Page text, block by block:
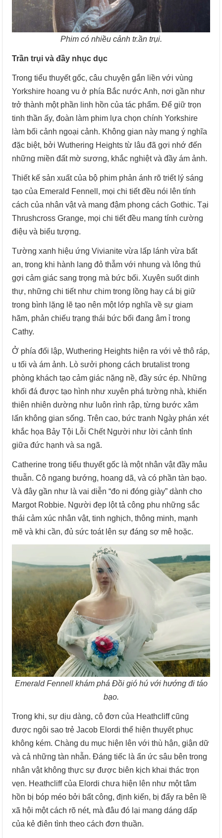
Phim có nhiều cảnh tr.ần trụi.
Trần trụi và đầy nhục dục
Trong tiểu thuyết gốc, câu chuyện gắn liền với vùng
Yorkshire hoang vu ở phía Bắc nước Anh, nơi gần như
trở thành một phần linh hồn của tác phẩm. Để giữ trọn
tinh thần ấy, đoàn làm phim lựa chọn chính Yorkshire
làm bối cảnh ngoại cảnh. Không gian này mang ý nghĩa
đặc biệt, bởi Wuthering Heights từ lâu đã gợi nhớ đến
những miền đất mờ sương, khắc nghiệt và đầy ám ảnh.
Thiết kế sản xuất của bộ phim phản ánh rõ triết lý sáng
tạo của Emerald Fennell, mọi chi tiết đều nói lên tính
cách của nhân vật và mang đậm phong cách Gothic. Tại
Thrushcross Grange, mọi chi tiết đều mang tính cường
điệu và biểu tượng.
Tường xanh hiệu ứng Vivianite vừa lấp lánh vừa bất
an, trong khi hành lang đỏ thẫm với nhung và lông thú
gợi cảm giác sang trọng mà bức bối. Xuyên suốt dinh
thự, những chi tiết như chim trong lồng hay cá bị giữ
trong bình lặng lẽ tạo nên một lớp nghĩa về sự giam
hãm, phản chiếu trạng thái bức bối đang âm ỉ trong
Cathy.
Ở phía đối lập, Wuthering Heights hiện ra với vẻ thô ráp,
u tối và ám ảnh. Lò sưởi phong cách brutalist trong
phòng khách tạo cảm giác nặng nề, đầy sức ép. Những
khối đá được tạo hình như xuyên phá tường nhà, khiến
thiên nhiên dường như luôn rình rập, từng bước xâm
lấn không gian sống. Trên cao, bức tranh Ngày phán xét
khắc họa Bảy Tội Lỗi Chết Người như lời cảnh tỉnh
giữa đức hạnh và sa ngã.
Catherine trong tiểu thuyết gốc là một nhân vật đầy mâu
thuẫn. Cô ngang bướng, hoang dã, và có phần tàn bạo.
Và đây gần như là vai diễn “đo ni đóng giày” dành cho
Margot Robbie. Người đẹp lột tả công phu những sắc
thái cảm xúc nhân vật, tinh nghịch, thông minh, mạnh
mẽ và khi cần, đủ sức toát lên sự đáng sợ mê hoặc.
Emerald Fennell khám phá Đồi gió húvới hướng đi táo
bạo.
Trong khi, sự dịu dàng, cô đơn của Heathcliff cũng
được ngôi sao trẻ Jacob Elordi thể hiện thuyết phục
không kém. Chàng du mục hiện lên với thù hận, giận dữ
và cả những tàn nhẫn. Đáng tiếc là ẩn ức sâu bên trong
nhân vật không thực sự được biên kịch khai thác trọn
vẹn. Heathcliff của Elordi chưa hiện lên như một tâm
hồn bị bóp méo bởi bất công, định kiến, bị đẩy ra bên lề
xã hội một cách rõ nét, mà đâu đó lại mang dáng dấp
của kẻ điên tình theo cách đơn thuần.